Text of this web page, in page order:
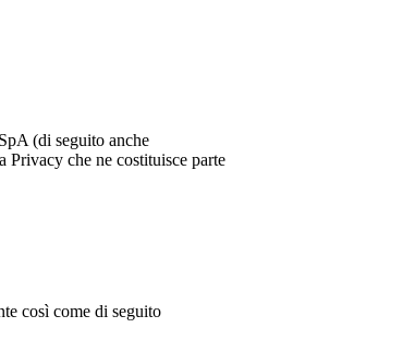
(di seguito anche
che ne costituisce parte
così come di seguito